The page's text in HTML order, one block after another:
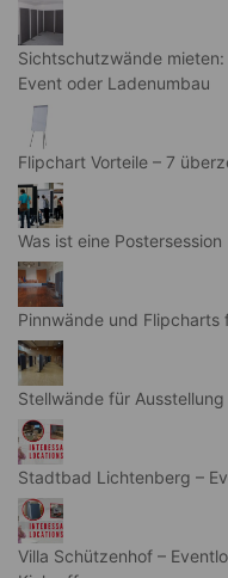
Sichtschutzwände
Event oder Ladenumbau
Flipchart Vorteile – 7
Was ist eine Postersession
Pinnwände und Flipcharts
Stellwände für
Stadtbad Lichtenberg –
Villa Schützenhof –